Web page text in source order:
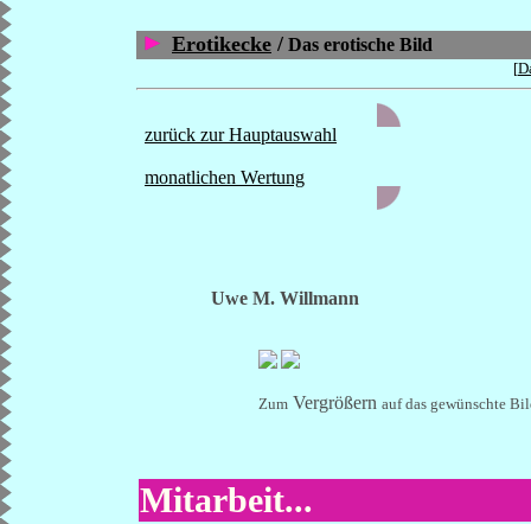
Erotikecke / Das erotische Bild
[
zurück zur Hauptauswahl
monatlichen Wertung
Uwe M. Willmann
Zum Vergrößern auf das gewünschte
Mitarbeit...